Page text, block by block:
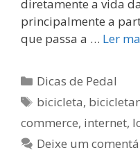
diretamente a vida
principalmente a
que passa a … Ler
Categorias
Dicas de Pedal
Tags
bicicleta,
commerce, internet,
Deixe um